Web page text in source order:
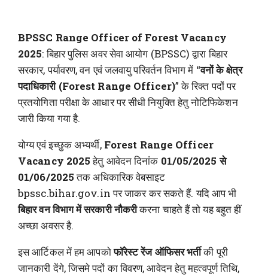
BPSSC Range Officer of Forest Vacancy
2025: बिहार पुलिस अवर सेवा आयोग (BPSSC) द्वारा बिहार
सरकार, पर्यावरण, वन एवं जलवायु परिवर्तन विभाग में “वनों के क्षेत्र
पदाधिकारी (Forest Range Officer)” के रिक्त पदों पर
प्रतयोगिता परीक्षा के आधार पर सीधी नियुक्ति हेतु नोटिफिकेशन
जारी किया गया है.
योग्य एवं इच्छुक अभ्यर्थी, Forest Range Officer
Vacancy 2025हेतु आवेदन दिनांक 01/05/2025 से
01/06/2025तक अधिकारिक वेबसाइट
bpssc.bihar.gov.in पर जाकर कर सकते हैं. यदि आप भी
बिहार वन विभाग में सरकारी नौकरीकरना चाहते हैं तो यह बहुत हीं
अच्छा अवसर है.
इस आर्टिकल में हम आपकोफॉरेस्ट रेंज ऑफिसर भर्तीकी पूरी
जानकारी देंगे, जिसमे पदों का विवरण, आवेदन हेतु महत्वपूर्ण तिथि,